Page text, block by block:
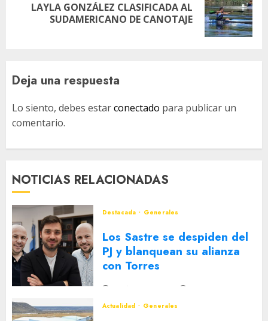
Siguiente
entrada:
LAYLA GONZÁLEZ CLASIFICADA AL
SUDAMERICANO DE CANOTAJE
Deja una respuesta
Lo siento, debes estarconectado para publicar un
comentario.
NOTICIAS RELACIONADAS
Destacada Generales
Los Sastre se despiden del
PJ y blanquean su alianza
con Torres
2 DE AGOSTO DE 2026
Actualidad
Generales